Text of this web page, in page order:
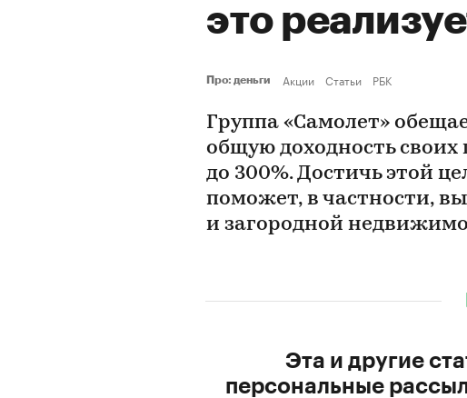
это
Про: деньги Акции Статьи РБК
Группа «Самолет»
общую доходность своих
до 300%. Достичь этой
поможет, в частности,
и загородной
Эта и другие
персональные